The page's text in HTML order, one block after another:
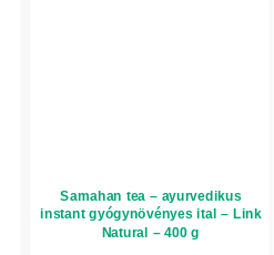
Samahan tea – ayurvedikus
instant gyógynövényes ital – Link
Natural – 400 g